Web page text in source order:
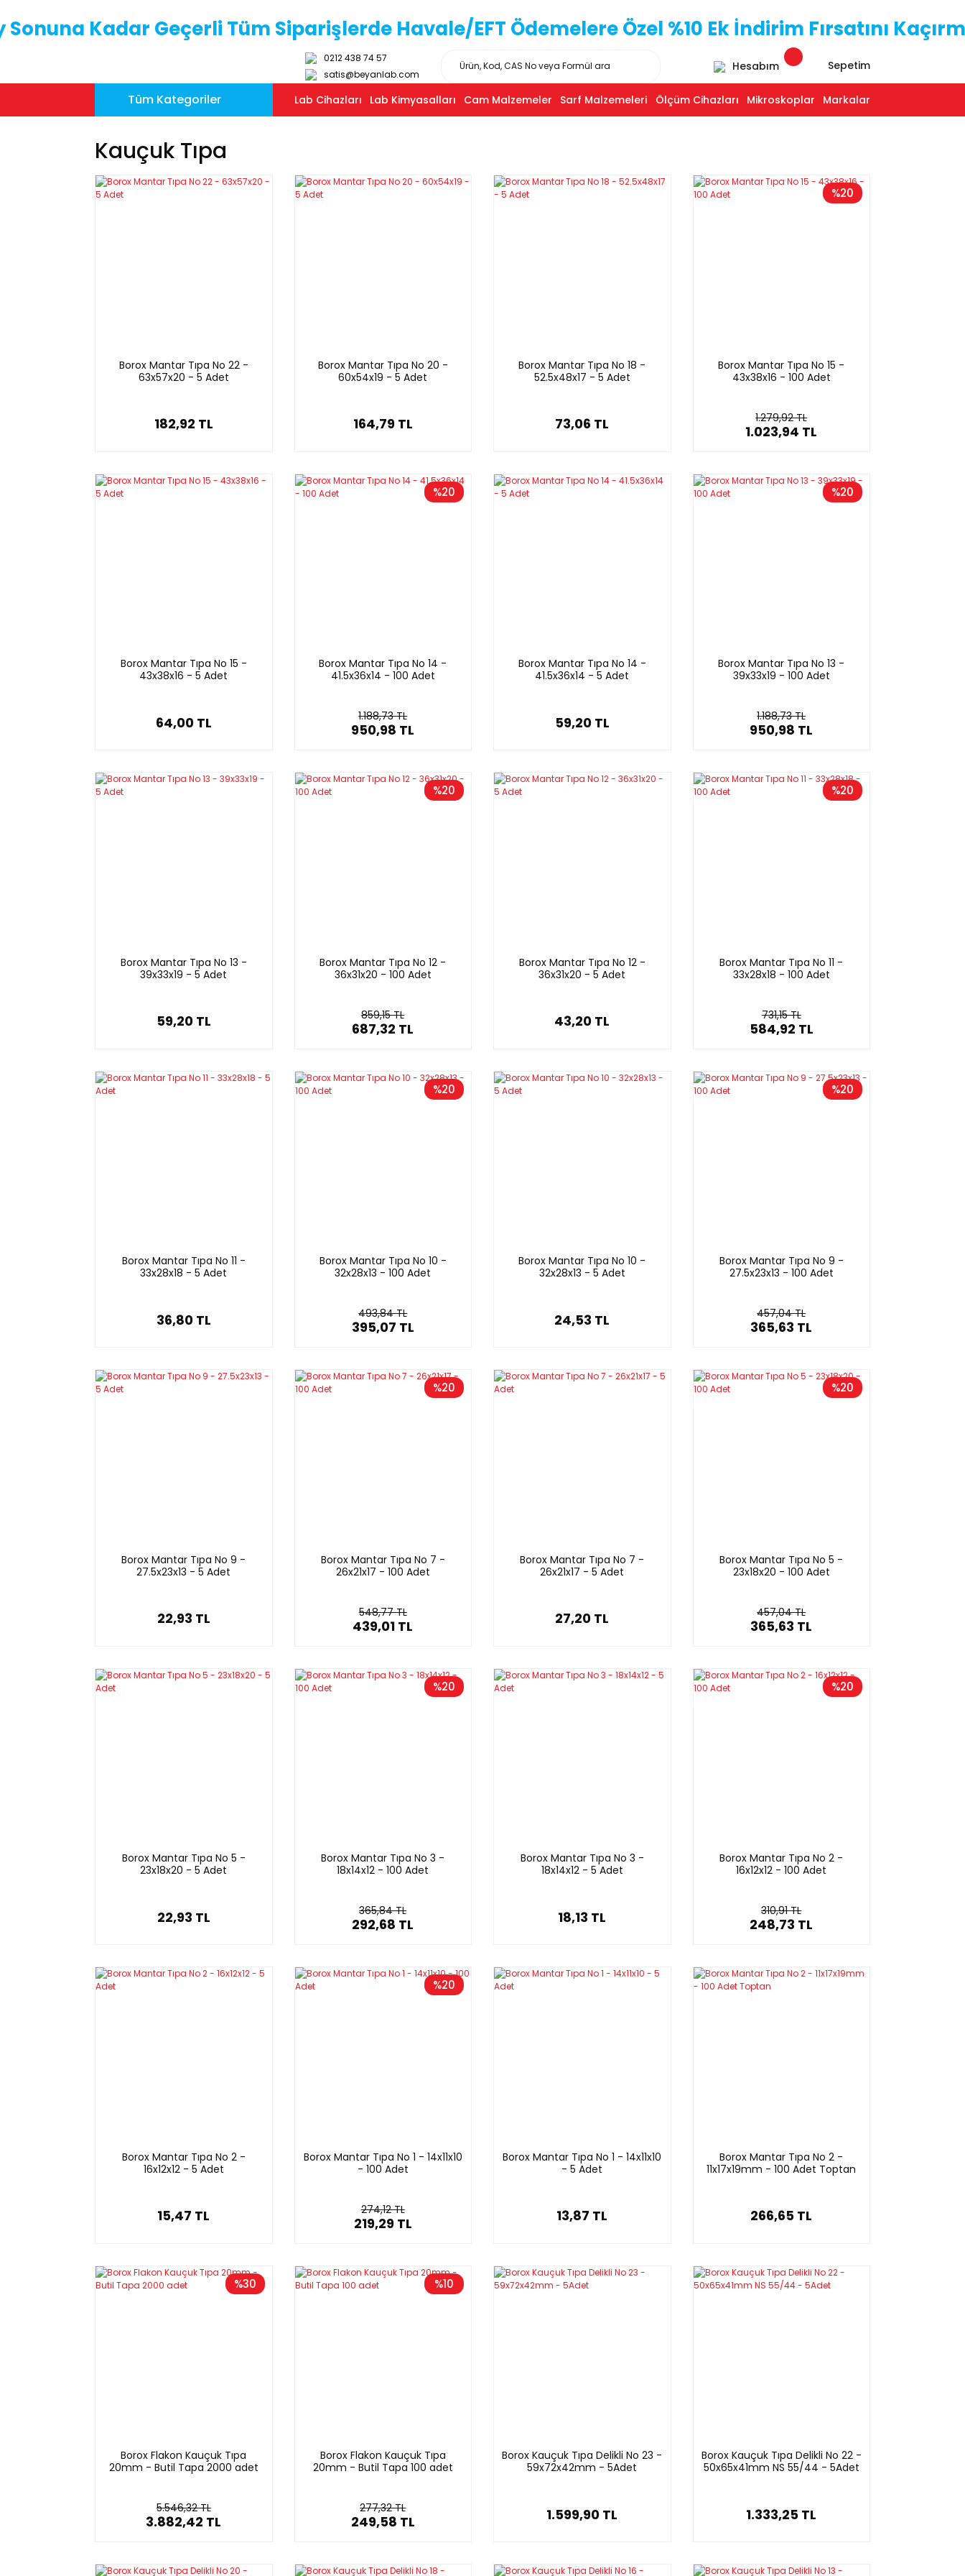
Sonuna Kadar Geçerli Tüm Siparişlerde Havale/EFT Ödemelere Özel %10 Ek İndirim Fırsatını
0212 438 74 57
satis@beyanlab.com
Hesabım Sepetim
Tüm Kategoriler Lab Cihazları Lab Kimyasalları Cam Malzemeler Sarf Malzemeleri Ölçüm Cihazları Mikroskoplar Markalar
Kauçuk Tıpa
Borox Mantar Tıpa No 22 -
63x57x20 - 5 Adet
182,92 TL
Borox Mantar Tıpa No 20 -
60x54x19 - 5 Adet
164,79 TL
Borox Mantar Tıpa No 18 -
52.5x48x17 - 5 Adet
73,06 TL
%20
Borox Mantar Tıpa No 15 -
43x38x16 - 100 Adet
1.279,92 TL
1.023,94 TL
Borox Mantar Tıpa No 15 -
43x38x16 - 5 Adet
64,00 TL
%20
Borox Mantar Tıpa No 14 -
41.5x36x14 - 100 Adet
1.188,73 TL
950,98 TL
Borox Mantar Tıpa No 14 -
41.5x36x14 - 5 Adet
59,20 TL
%20
Borox Mantar Tıpa No 13 -
39x33x19 - 100 Adet
1.188,73 TL
950,98 TL
Borox Mantar Tıpa No 13 -
39x33x19 - 5 Adet
59,20 TL
%20
Borox Mantar Tıpa No 12 -
36x31x20 - 100 Adet
859,15 TL
687,32 TL
Borox Mantar Tıpa No 12 -
36x31x20 - 5 Adet
43,20 TL
%20
Borox Mantar Tıpa No 11 -
33x28x18 - 100 Adet
731,15 TL
584,92 TL
Borox Mantar Tıpa No 11 -
33x28x18 - 5 Adet
36,80 TL
%20
Borox Mantar Tıpa No 10 -
32x28x13 - 100 Adet
493,84 TL
395,07 TL
Borox Mantar Tıpa No 10 -
32x28x13 - 5 Adet
24,53 TL
%20
Borox Mantar Tıpa No 9 -
27.5x23x13 - 100 Adet
457,04 TL
365,63 TL
Borox Mantar Tıpa No 9 -
27.5x23x13 - 5 Adet
22,93 TL
%20
Borox Mantar Tıpa No 7 -
26x21x17 - 100 Adet
548,77 TL
439,01 TL
Borox Mantar Tıpa No 7 -
26x21x17 - 5 Adet
27,20 TL
%20
Borox Mantar Tıpa No 5 -
23x18x20 - 100 Adet
457,04 TL
365,63 TL
Borox Mantar Tıpa No 5 -
23x18x20 - 5 Adet
22,93 TL
%20
Borox Mantar Tıpa No 3 -
18x14x12 - 100 Adet
365,84 TL
292,68 TL
Borox Mantar Tıpa No 3 -
18x14x12 - 5 Adet
18,13 TL
%20
Borox Mantar Tıpa No 2 -
16x12x12 - 100 Adet
310,91 TL
248,73 TL
Borox Mantar Tıpa No 2 -
16x12x12 - 5 Adet
15,47 TL
%20
Borox Mantar Tıpa No 1 - 14x11x10
- 100 Adet
274,12 TL
219,29 TL
Borox Mantar Tıpa No 1 - 14x11x10
- 5 Adet
13,87 TL
Borox Mantar Tıpa No 2 -
11x17x19mm - 100 Adet Toptan
266,65 TL
%30
Borox Flakon Kauçuk Tıpa
20mm - Butil Tapa 2000 adet
5.546,32 TL
3.882,42 TL
%10
Borox Flakon Kauçuk Tıpa
20mm - Butil Tapa 100 adet
277,32 TL
249,58 TL
Borox Kauçuk Tıpa Delikli No 23 -
59x72x42mm - 5Adet
1.599,90 TL
Borox Kauçuk Tıpa Delikli No 22 -
50x65x41mm NS 55/44 - 5Adet
1.333,25 TL